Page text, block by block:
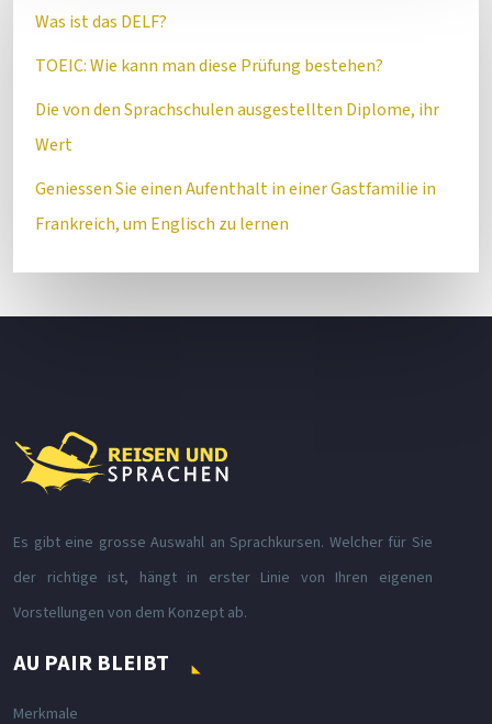
Was ist das DELF?
TOEIC: Wie kann man diese Prüfung bestehen?
Die von den Sprachschulen ausgestellten Diplome, ihr
Wert
Geniessen Sie einen Aufenthalt in einer Gastfamilie in
Frankreich, um Englisch zu lernen
Es gibt eine grosse Auswahl an Sprachkursen. Welcher für Sie
der richtige ist, hängt in erster Linie von Ihren eigenen
Vorstellungen von dem Konzept ab.
AU PAIR BLEIBT
Merkmale